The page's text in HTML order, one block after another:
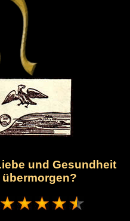
und Gesundheit